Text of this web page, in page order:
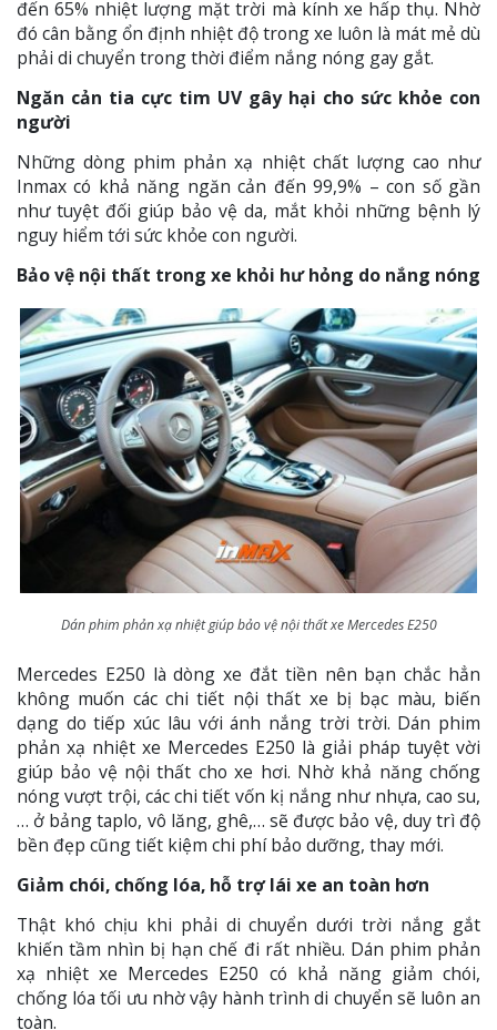
đến 65% nhiệt lượng mặt trời mà kính xe hấp thụ. Nhờ
đó cân bằng ổn định nhiệt độ trong xe luôn là mát mẻ dù
phải di chuyển trong thời điểm nắng nóng gay gắt.
Ngăn cản tia cực tim UV gây hại cho sức khỏe con
người
Những dòng phim phản xạ nhiệt chất lượng cao như
Inmax có khả năng ngăn cản đến 99,9% – con số gần
như tuyệt đối giúp bảo vệ da, mắt khỏi những bệnh lý
nguy hiểm tới sức khỏe con người.
Bảo vệ nội thất trong xe khỏi hư hỏng do nắng nóng
Dán phim phản xạ nhiệt giúp bảo vệ nội thất xe Mercedes E250
Mercedes E250 là dòng xe đắt tiền nên bạn chắc hẳn
không muốn các chi tiết nội thất xe bị bạc màu, biến
dạng do tiếp xúc lâu với ánh nắng trời trời. Dán phim
phản xạ nhiệt xe Mercedes E250 là giải pháp tuyệt vời
giúp bảo vệ nội thất cho xe hơi. Nhờ khả năng chống
nóng vượt trội, các chi tiết vốn kị nắng như nhựa, cao su,
… ở bảng taplo, vô lăng, ghê,… sẽ được bảo vệ, duy trì độ
bền đẹp cũng tiết kiệm chi phí bảo dưỡng, thay mới.
Giảm chói, chống lóa, hỗ trợ lái xe an toàn hơn
Thật khó chịu khi phải di chuyển dưới trời nắng gắt
khiến tầm nhìn bị hạn chế đi rất nhiều. Dán phim phản
xạ nhiệt xe Mercedes E250 có khả năng giảm chói,
chống lóa tối ưu nhờ vậy hành trình di chuyển sẽ luôn an
toàn.